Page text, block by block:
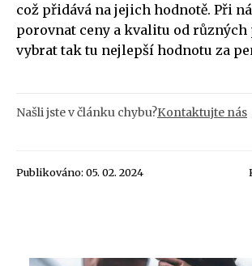
což přidává na jejich hodnotě. Při
porovnat ceny a kvalitu od různých
vybrat tak tu nejlepší hodnotu za
Našli jste v článku chybu?Kontaktujte nás
Publikováno: 05. 02. 2024